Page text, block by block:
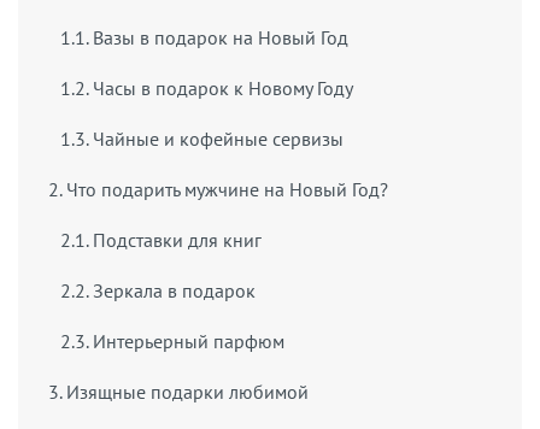
1.1. Вазы в подарок на Новый Год
1.2. Часы в подарок к Новому Году
1.3. Чайные и кофейные сервизы
2. Что подарить мужчине на Новый Год?
2.1. Подставки для книг
2.2. Зеркала в подарок
2.3. Интерьерный парфюм
3. Изящные подарки любимой